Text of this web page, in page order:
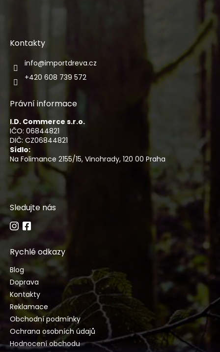
Kontakty
info@importdreva.cz
+420 608 739 572
Právní informace
I.D. Commerce s.r.o.
IČO: 06844821
DIČ: CZ06844821
Sídlo:
Na Folimance 2155/15, Vinohrady, 120 00 Praha
Sledujte nás
Rychlé odkazy
Blog
Doprava
Kontakty
Reklamace
Obchodní podmínky
Ochrana osobních údajů
Hodnocení obchodu